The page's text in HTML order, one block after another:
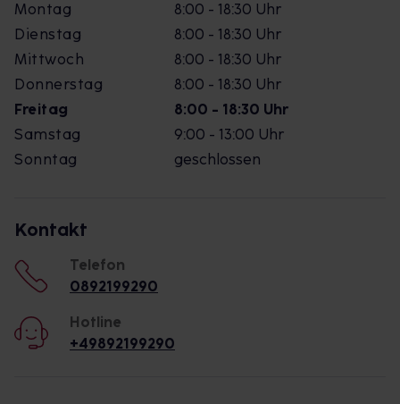
Montag
8:00 - 18:30 Uhr
Dienstag
8:00 - 18:30 Uhr
Mittwoch
8:00 - 18:30 Uhr
Donnerstag
8:00 - 18:30 Uhr
Freitag
8:00 - 18:30 Uhr
Samstag
9:00 - 13:00 Uhr
Sonntag
geschlossen
Kontakt
Telefon
0892199290
Hotline
+49892199290